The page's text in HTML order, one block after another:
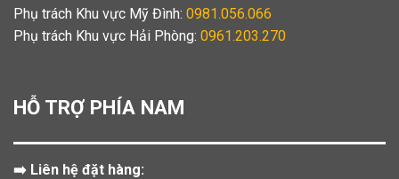
Phụ trách Khu vực Mỹ Đình: 0981.056.066
Phụ trách Khu vực Hải Phòng: 0961.203.270
HỖ TRỢ PHÍA NAM
➡️ Liên hệ đặt hàng: